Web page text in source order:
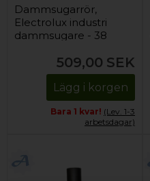
Dammsugarrör,
Electrolux industri
dammsugare - 38
509,00 SEK
Lägg i korgen
Bara 1 kvar! (Lev. 1-3
arbetsdagar)